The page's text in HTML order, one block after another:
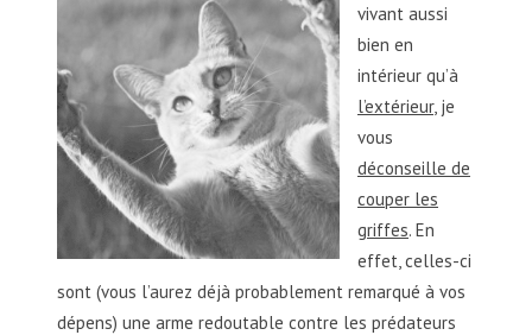
vivant aussi
bien en
intérieur qu’à
l’extérieur, je
vous
déconseille de
couper les
griffes. En
effet, celles-ci
sont (vous l’aurez déjà probablement remarqué à vos
dépens) une arme redoutable contre les prédateurs